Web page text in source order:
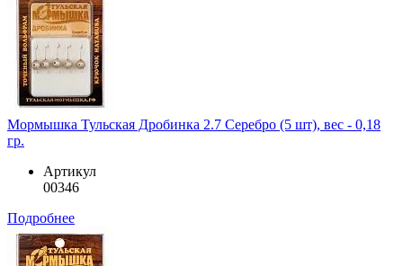
Мормышка Тульская Дробинка 2.7 Серебро (5 шт), вес - 0,18
гр.
Артикул
00346
Подробнее